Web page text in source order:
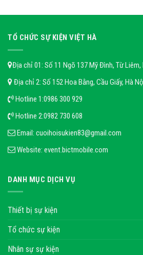
TỔ CHỨC SỰ KIỆN VIỆT HÀ
Địa chỉ 01: Số 11 Ngõ 137 Mỹ Đình, Từ Liêm,
Địa chỉ 2: Số 152 Hoa Bằng, Cầu Giấy, Hà
Hotline 1:0986 300 929
Hotline 2:0982 730 608
Email: cuoihoisukien83@gmail.com
Website: event.bictmobile.com
DANH MỤC DỊCH VỤ
Thiết bị sự kiện
Tổ chức sự kiện
Nhân sự sự kiện